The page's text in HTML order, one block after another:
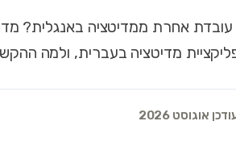
אחרת ממדיטציה באנגלית?
מדיטציה בעברית, ולמה
אוגוסט 2026